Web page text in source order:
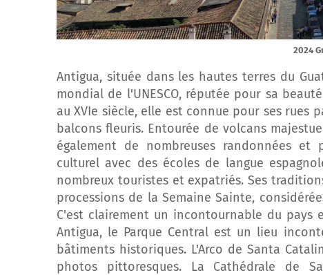
2024
Antigua, située dans les hautes terres du
mondial de l'UNESCO, réputée pour sa
au XVIe siècle, elle est connue pour ses rues
balcons fleuris. Entourée de volcans
également de nombreuses randonnées
culturel avec des écoles de langue
nombreux touristes et expatriés. Ses
processions de la Semaine Sainte,
C'est clairement un incontournable du pays
Antigua, le Parque Central est un lieu
bâtiments historiques. L'Arco de Santa
photos pittoresques. La Cathédrale de